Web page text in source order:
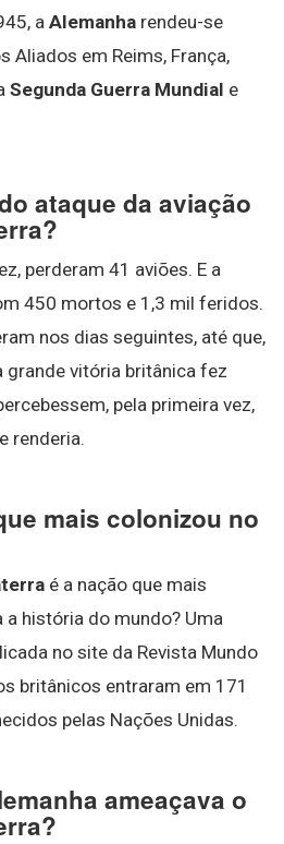
a Alemanha rendeu-se
Aliados em Reims, França,
Segunda Guerra Mundial e
ataque da aviação
perderam 41 aviões. E a
450 mortos e 1,3 mil feridos.
nos dias seguintes, até que,
grande vitória britânica fez
pela primeira vez,
renderia.
mais colonizou no
é a nação que mais
história do mundo? Uma
no site da Revista Mundo
britânicos entraram em 171
pelas Nações Unidas.
ameaçava o